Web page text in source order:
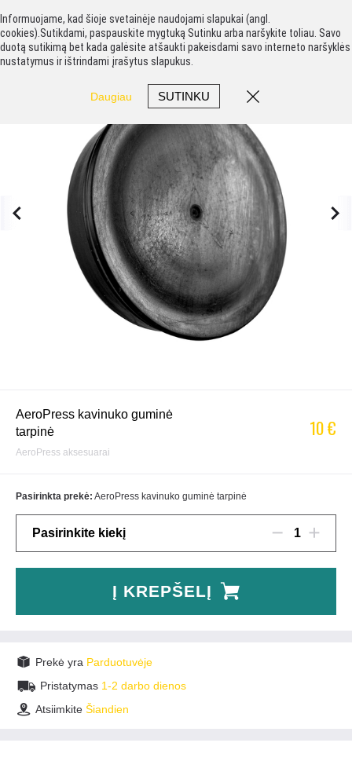
AeroPress kavinuko guminė
tarpinė
AeroPress aksesuarai
10 €
Pasirinkta prekė: AeroPress kavinuko guminė tarpinė
Pasirinkite kiekį 1
Į KREPŠELĮ
Prekė yra Parduotuvėje
Pristatymas 1-2 darbo dienos
Atsiimkite Šiandien
Informuojame, kad šioje svetainėje naudojami slapukai (angl.
cookies).Sutikdami, paspauskite mygtuką Sutinku arba naršykite toliau. Savo
duotą sutikimą bet kada galėsite atšaukti pakeisdami savo interneto naršyklės
nustatymus ir ištrindami įrašytus slapukus.
Daugiau SUTINKU